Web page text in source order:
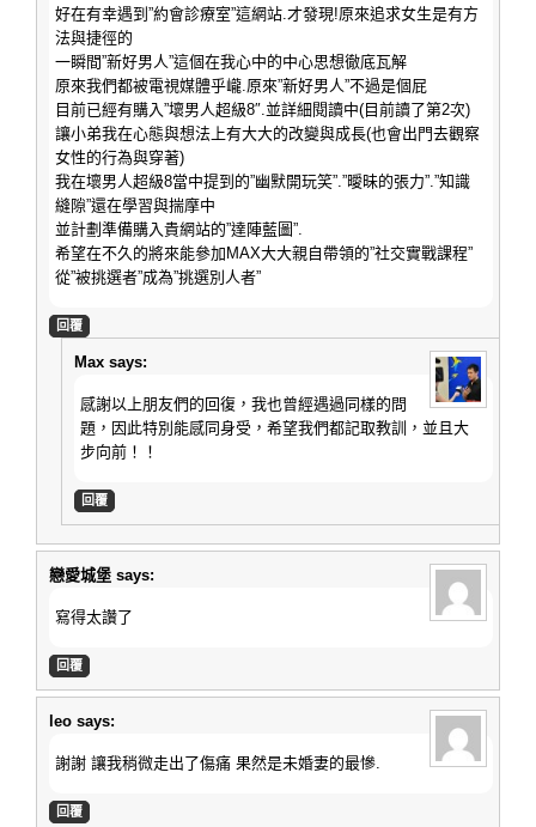
好在有幸遇到”約會診療室”這網站.才發現!原來追求女生是有方
法與捷徑的
一瞬間”新好男人”這個在我心中的中心思想徹底瓦解
原來我們都被電視媒體乎巄.原來”新好男人”不過是個屁
目前已經有購入”壞男人超級8″.並詳細閱讀中(目前讀了第2次)
讓小弟我在心態與想法上有大大的改變與成長(也會出門去觀察
女性的行為與穿著)
我在壞男人超級8當中提到的”幽默開玩笑”.”曖昧的張力”.”知識
縫隙”還在學習與揣摩中
並計劃準備購入貴網站的”達陣藍圖”.
希望在不久的將來能參加MAX大大親自帶領的”社交實戰課程”
從”被挑選者”成為”挑選別人者”
回覆
Max says:
感謝以上朋友們的回復，我也曾經遇過同樣的問
題，因此特別能感同身受，希望我們都記取教訓，並且大
步向前！！
回覆
戀愛城堡 says:
寫得太讚了
回覆
leo says:
謝謝 讓我稍微走出了傷痛 果然是未婚妻的最慘.
回覆